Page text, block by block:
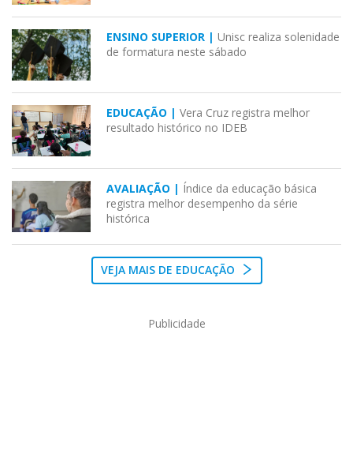
ENSINO SUPERIOR | Unisc realiza solenidade
de formatura neste sábado
EDUCAÇÃO | Vera Cruz registra melhor
resultado histórico no IDEB
AVALIAÇÃO | Índice da educação básica
registra melhor desempenho da série
histórica
VEJA MAIS DE EDUCAÇÃO
Publicidade